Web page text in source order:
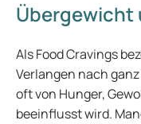
Übergewicht
Als Food Cravings
Verlangen nach
oft von Hunger,
beeinflusst wird.